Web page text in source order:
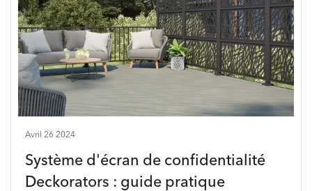
Avril 26 2024
Système d'écran de confidentialité
Deckorators : guide pratique